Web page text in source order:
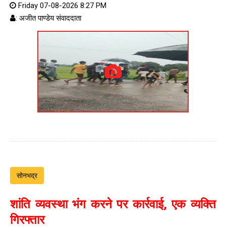
Friday 07-08-2026 8:27 PM
: अजीत पाण्डेय संवाददाता
सोनभद्र
शांति व्यवस्था भंग करने पर कार्रवाई, एक व्यक्ति
गिरफ्तार